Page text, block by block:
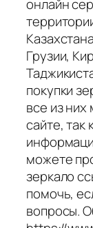
онлайн
Грузии,
покупки
все из
сайте, так
можете
зеркало
помочь,
вопросы.